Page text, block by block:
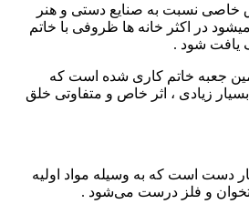
خاصی نسبت به صنایع دستی و هنر
در اکثر خانه ها ظروفی با خاتم
یافت شود .
جعبه خاتم کاری شده است که
زیادی ، اثر خاص و متفاوتی خلق
دست است که به وسیله مواد اولیه
و فلز درست می‌شود .